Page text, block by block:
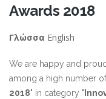
Awards 2018
Γλώσσα English
We are happy and
among a high number
2018" in category "